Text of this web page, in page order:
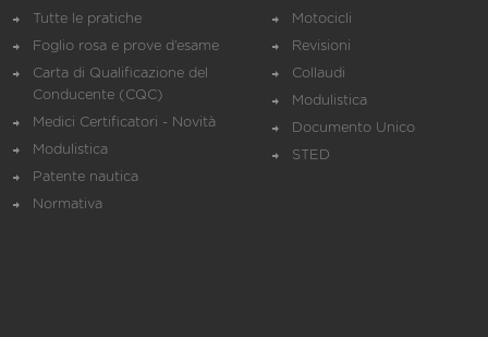
Tutte le pratiche
Foglio rosa e prove d’esame
Carta di Qualificazione del
Conducente (CQC)
Medici Certificatori - Novità
Modulistica
Patente nautica
Normativa
Motocicli
Revisioni
Collaudi
Modulistica
Documento Unico
STED